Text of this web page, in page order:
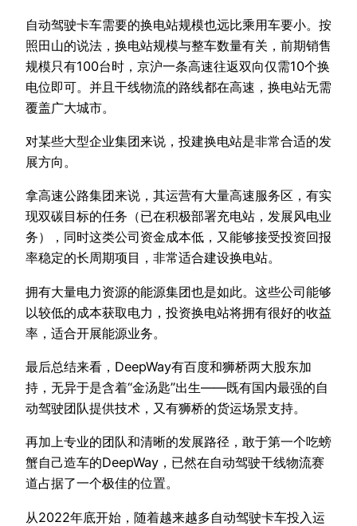
自动驾驶卡车需要的换电站规模也远比乘用车要小。按
照田山的说法，换电站规模与整车数量有关，前期销售
规模只有100台时，京沪一条高速往返双向仅需10个换
电位即可。并且干线物流的路线都在高速，换电站无需
覆盖广大城市。
对某些大型企业集团来说，投建换电站是非常合适的发
展方向。
拿高速公路集团来说，其运营有大量高速服务区，有实
现双碳目标的任务（已在积极部署充电站，发展风电业
务），同时这类公司资金成本低，又能够接受投资回报
率稳定的长周期项目，非常适合建设换电站。
拥有大量电力资源的能源集团也是如此。这些公司能够
以较低的成本获取电力，投资换电站将拥有很好的收益
率，适合开展能源业务。
最后总结来看，DeepWay有百度和狮桥两大股东加
持，无异于是含着“金汤匙”出生——既有国内最强的自
动驾驶团队提供技术，又有狮桥的货运场景支持。
再加上专业的团队和清晰的发展路径，敢于第一个吃螃
蟹自己造车的DeepWay，已然在自动驾驶干线物流赛
道占据了一个极佳的位置。
从2022年底开始，随着越来越多自动驾驶卡车投入运